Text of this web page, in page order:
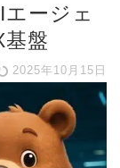
ージェ
盤
2025年10月15日